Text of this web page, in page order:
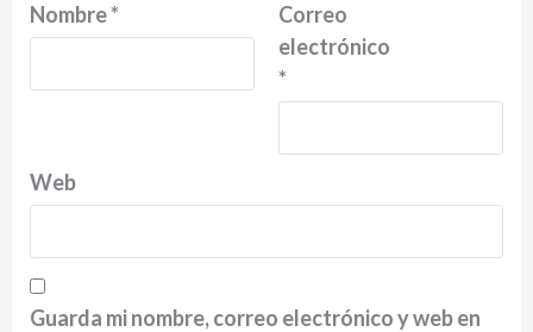
Nombre*
Correo
electrónico
*
Web
Guarda mi nombre, correo electrónico y web en